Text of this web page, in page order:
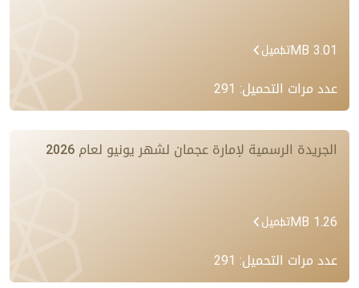
3.01 MB تحميل
عدد مرات التحميل: 291
الجريدة الرسمية لإمارة عجمان لشهر يونيو لعام 2026
1.26 MB تحميل
عدد مرات التحميل: 291